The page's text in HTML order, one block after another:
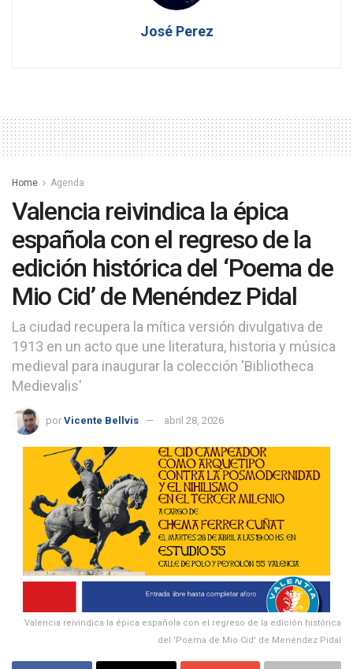
José Perez
Home Agenda
Valencia reivindica la épica
española con el regreso de la
edición histórica del ‘Poema de
Mio Cid’ de Menéndez Pidal
La ciudad recupera la mítica versión divulgativa de
1913 en un acto que une literatura, historia y música
medieval para inaugurar la colección 'Bibliotheca
Medievalis'
por Vicente Bellvis abril 28, 2026
Valencia reivindica la épica española con el regreso de la edición histórica
del 'Poema de Mio Cid' de Menéndez Pidal